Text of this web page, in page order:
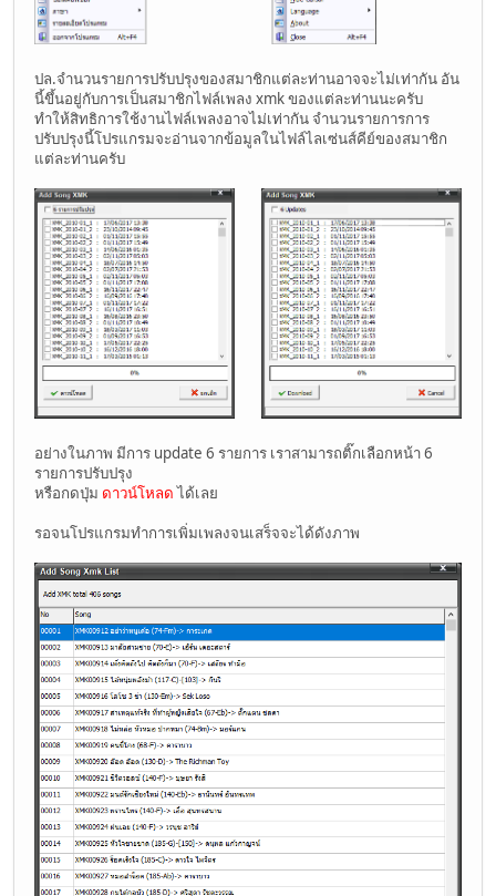
ปล.จำนวนรายการปรับปรุงของสมาชิกแต่ละท่านอาจจะไม่เท่ากัน อัน
นี้ขึ้นอยู่กับการเป็นสมาชิกไฟล์เพลง xmk ของแต่ละท่านนะครับ
ทำให้สิทธิการใช้งานไฟล์เพลงอาจไม่เท่ากัน จำนวนรายการการ
ปรับปรุงนี้โปรแกรมจะอ่านจากข้อมูลในไฟล์ไลเซ่นส์คีย์ของสมาชิก
แต่ละท่านครับ
อย่างในภาพ มีการ update 6 รายการ เราสามารถติ๊กเลือกหน้า 6
รายการปรับปรุง
หรือกดปุ่ม ดาวน์โหลดได้เลย
รอจนโปรแกรมทำการเพิ่มเพลงจนเสร็จจะได้ดังภาพ